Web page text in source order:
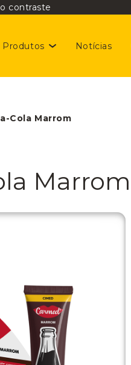
contraste
de Conduta
Produtos Notícias
Cola Marrom
Marrom